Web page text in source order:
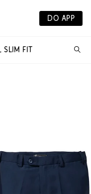
DO APP
SLIM FIT